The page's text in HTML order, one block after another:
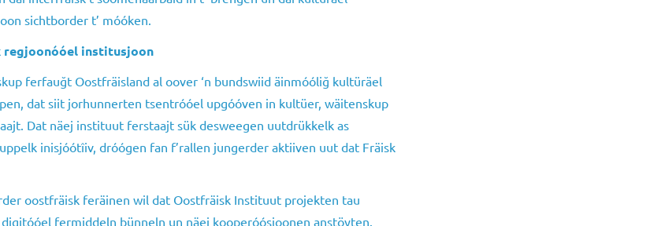
sichtborder t’ móóken.
regjoonóóel institusjoon
ferfauğt Oostfräisland al oover ‘n bundswiid äinmóóliğ kultüräel
dat siit jorhunnerten tsentróóel upgóóven in kultüer, wäitenskup
Dat näej instituut ferstaajt sük desweegen uutdrükkelk as
inisjóótîiv, dróógen fan f’rallen jungerder aktiiven uut dat Fräisk
oostfräisk feräinen wil dat Oostfräisk Instituut projekten tau
fermiddeln bünneln un näej kooperóósjoonen anstöyten.